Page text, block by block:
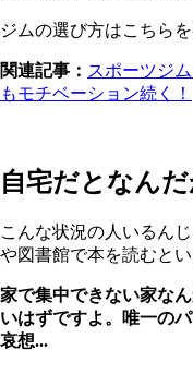
ジムの選び方はこちら
関連記事： スポーツジ
もモチベーション続く！
自宅だとなん
こんな状況の人いるん
や図書館で本を読むと
家で集中できない家な
いはずですよ。唯一の
哀想...